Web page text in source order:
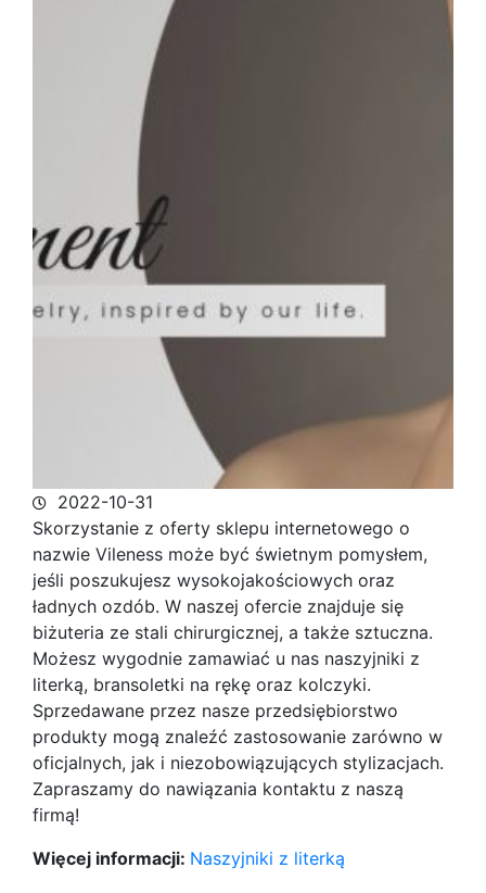
2022-10-31
Skorzystanie z oferty sklepu internetowego o
nazwie Vileness może być świetnym pomysłem,
jeśli poszukujesz wysokojakościowych oraz
ładnych ozdób. W naszej ofercie znajduje się
biżuteria ze stali chirurgicznej, a także sztuczna.
Możesz wygodnie zamawiać u nas naszyjniki z
literką, bransoletki na rękę oraz kolczyki.
Sprzedawane przez nasze przedsiębiorstwo
produkty mogą znaleźć zastosowanie zarówno w
oficjalnych, jak i niezobowiązujących stylizacjach.
Zapraszamy do nawiązania kontaktu z naszą
firmą!
Więcej informacji: Naszyjniki z literką